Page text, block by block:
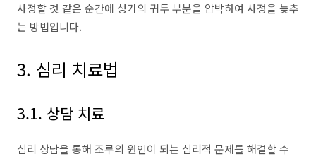
사정할 것 같은 순간에 성기의 귀두 부분을 압박하여 사정을 늦추
는 방법입니다.
3. 심리 치료법
3.1. 상담 치료
심리 상담을 통해 조루의 원인이 되는 심리적 문제를 해결할 수